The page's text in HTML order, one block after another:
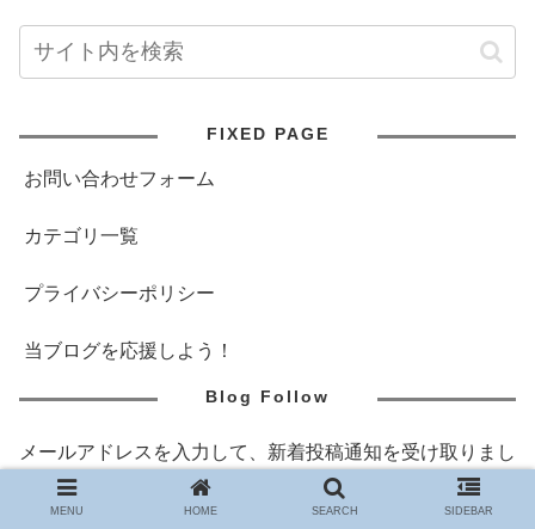
FIXED PAGE
お問い合わせフォーム
カテゴリ一覧
プライバシーポリシー
当ブログを応援しよう！
Blog Follow
メールアドレスを入力して、新着投稿通知を受け取りまし
ょう。※無料でフォローできます。
MENU HOME SEARCH SIDEBAR